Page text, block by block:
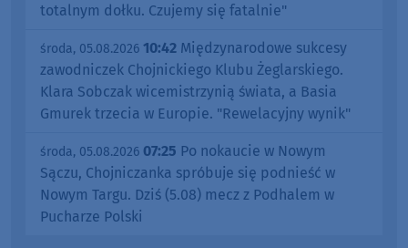
totalnym dołku. Czujemy się fatalnie"
środa, 05.08.2026 10:42 Międzynarodowe sukcesy
zawodniczek Chojnickiego Klubu Żeglarskiego.
Klara Sobczak wicemistrzynią świata, a Basia
Gmurek trzecia w Europie. "Rewelacyjny wynik"
środa, 05.08.2026 07:25 Po nokaucie w Nowym
Sączu, Chojniczanka spróbuje się podnieść w
Nowym Targu. Dziś (5.08) mecz z Podhalem w
Pucharze Polski